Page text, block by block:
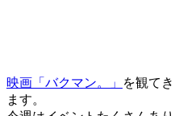
映画「バクマン。」
を観て
ます。